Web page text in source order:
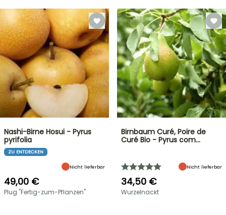
Nashi-Birne Hosui - Pyrus
pyrifolia
ZU ENTDECKEN
Nicht lieferbar
49,00 €
Plug "Fertig-zum-Pflanzen"
Birnbaum Curé, Poire de
Curé Bio - Pyrus com…
Nicht lieferbar
34,50 €
Wurzelnackt